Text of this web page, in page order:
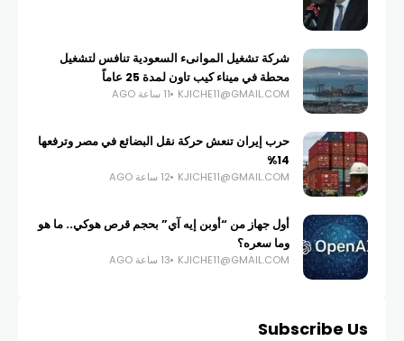
شركة تشغيل الموانىء السعودية تنافس لتشغيل
محطة في ميناء كيب تاون لمدة 25 عاماً
KJICHE11@GMAIL.COM 11 ساعة AGO
حرب إيران تنعش حركة نقل البضائع في مصر وترفعها
14%
KJICHE11@GMAIL.COM 12 ساعة AGO
أول جهاز من “أوبن إيه آي” بحجم قرص هوكي.. ما هو
وما سعره؟
KJICHE11@GMAIL.COM 13 ساعة AGO
Subscribe Us